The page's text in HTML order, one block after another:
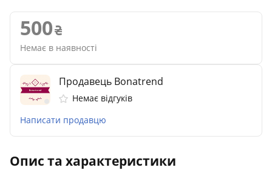
500
Немає в наявності
Продавець Bonatrend
Немає відгуків
Написати продавцю
Опис та характеристики